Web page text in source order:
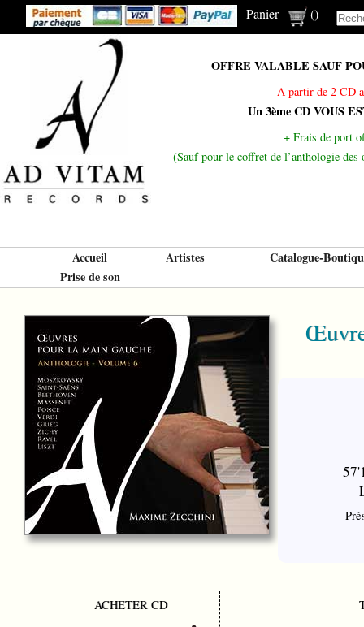
Panier ()
OFFRE VALABLE SAUF
A partir de 2 CD
Un 3ème CD VOUS
+ Frais de port
(Sauf pour le coffret de l’anthologie
Accueil Artistes
Catalogue-
Prise de son
ACHETER CD